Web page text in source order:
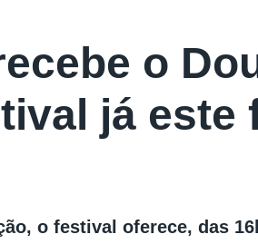
o
já este
o festival oferece, das